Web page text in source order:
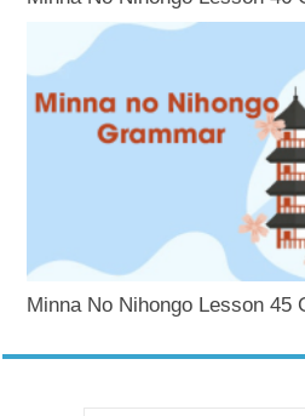
Minna No Nihongo Lesson 45